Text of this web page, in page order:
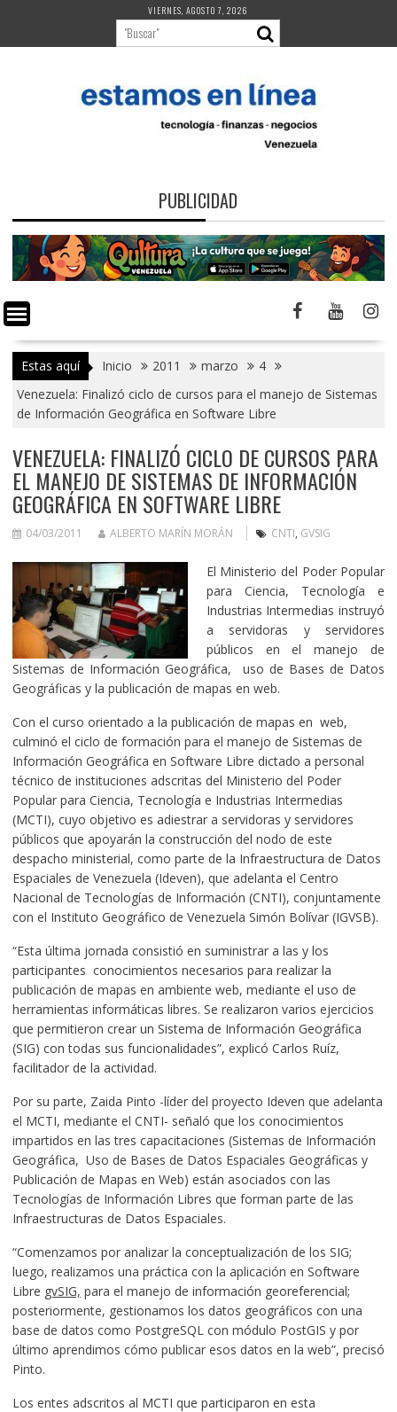
contenido
VIERNES, AGOSTO 7, 2026
PUBLICIDAD
Estas aquí Inicio 2011 marzo
4
Venezuela: Finalizó ciclo de cursos para el manejo de Sistemas
de Información Geográfica en Software Libre
VENEZUELA: FINALIZÓ CICLO DE CURSOS PARA
EL MANEJO DE SISTEMAS DE INFORMACIÓN
GEOGRÁFICA EN SOFTWARE LIBRE
04/03/2011 ALBERTO MARÍN MORÁN CNTI, GVSIG
El Ministerio del Poder Popular
para Ciencia, Tecnología e
Industrias Intermedias instruyó
a servidoras y servidores
públicos en el manejo de
Sistemas de Información Geográfica, uso de Bases de Datos
Geográficas y la publicación de mapas en web.
Con el curso orientado a la publicación de mapas en web,
culminó el ciclo de formación para el manejo de Sistemas de
Información Geográfica en Software Libre dictado a personal
técnico de instituciones adscritas del Ministerio del Poder
Popular para Ciencia, Tecnología e Industrias Intermedias
(MCTI), cuyo objetivo es adiestrar a servidoras y servidores
públicos que apoyarán la construcción del nodo de este
despacho ministerial, como parte de la Infraestructura de Datos
Espaciales de Venezuela (Ideven), que adelanta el Centro
Nacional de Tecnologías de Información (CNTI), conjuntamente
con el Instituto Geográfico de Venezuela Simón Bolívar (IGVSB).
“Esta última jornada consistió en suministrar a las y los
participantes conocimientos necesarios para realizar la
publicación de mapas en ambiente web, mediante el uso de
herramientas informáticas libres. Se realizaron varios ejercicios
que permitieron crear un Sistema de Información Geográfica
(SIG) con todas sus funcionalidades”, explicó Carlos Ruíz,
facilitador de la actividad.
Por su parte, Zaida Pinto -líder del proyecto Ideven que adelanta
el MCTI, mediante el CNTI- señaló que los conocimientos
impartidos en las tres capacitaciones (Sistemas de Información
Geográfica, Uso de Bases de Datos Espaciales Geográficas y
Publicación de Mapas en Web) están asociados con las
Tecnologías de Información Libres que forman parte de las
Infraestructuras de Datos Espaciales.
“Comenzamos por analizar la conceptualización de los SIG;
luego, realizamos una práctica con la aplicación en Software
Libre gvSIG, para el manejo de información georeferencial;
posteriormente, gestionamos los datos geográficos con una
base de datos como PostgreSQL con módulo PostGIS y por
último aprendimos cómo publicar esos datos en la web”, precisó
Pinto.
Los entes adscritos al MCTI que participaron en esta